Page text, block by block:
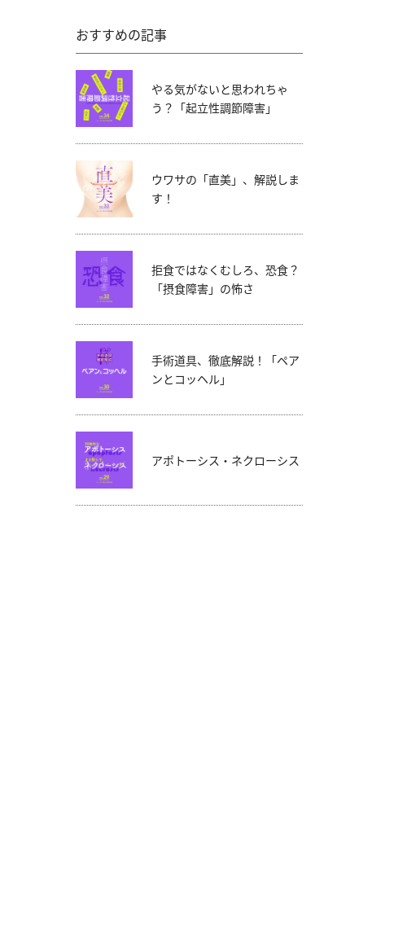
おすすめの記事
やる気がないと思われちゃ
う？「起立性調節障害」
ウワサの「直美」、解説しま
す！
拒食ではなくむしろ、恐食？
「摂食障害」の怖さ
手術道具、徹底解説！「ペア
ンとコッヘル」
アポトーシス・ネクローシス